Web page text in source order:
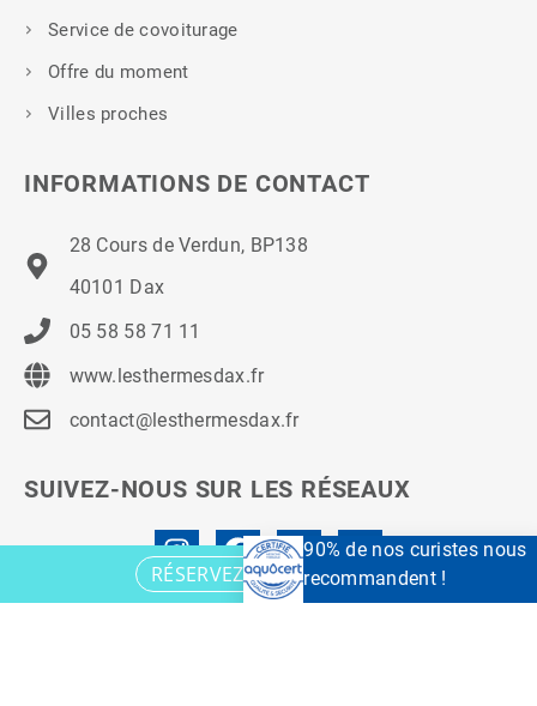
RÉSERVEZ VOTRE CURE
Service de covoiturage
Offre du moment
Villes proches
INFORMATIONS DE CONTACT
28 Cours de Verdun, BP138
40101 Dax
05 58 58 71 11
www.lesthermesdax.fr
contact@lesthermesdax.fr
SUIVEZ-NOUS SUR LES RÉSEAUX
90% de nos curistes nous
recommandent !